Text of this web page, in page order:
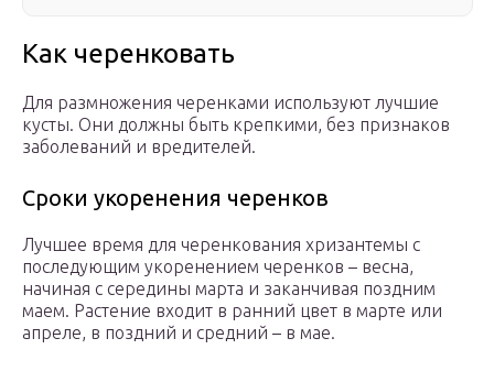
Как черенковать
Для размножения черенками используют лучшие
кусты. Они должны быть крепкими, без признаков
заболеваний и вредителей.
Сроки укоренения черенков
Лучшее время для черенкования хризантемы с
последующим укоренением черенков – весна,
начиная с середины марта и заканчивая поздним
маем. Растение входит в ранний цвет в марте или
апреле, в поздний и средний – в мае.